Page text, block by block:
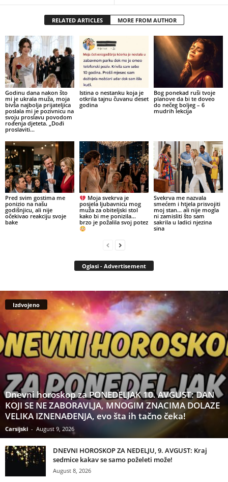
RELATED ARTICLES MORE FROM AUTHOR
Godinu dana nakon što
mi je ukrala muža, moja
bivša najbolja prijateljica
poslala mi je pozivnicu na
svoju proslavu povodom
rođenja djeteta. „Dođi
proslaviti...
Istina o nestanku koja je
otkrila tajnu čuvanu deset
godina
Bog ponekad ruši tvoje
planove da bi te doveo
do nečeg boljeg – 6
mudrih lekcija
Pred svim gostima me
ponizio na našu
godišnjicu, ali nije
očekivao reakciju svoje
bake
Moja svekrva je
posjela ljubavnicu mog
muža za obiteljski stol
kako bi me ponizila…
brzo je požalila svoj potez
Svekrva me nazvala
smećem i htjela prisvojiti
moj stan… ali nije mogla
ni zamisliti što sam
sakrila u ladici njezina
sina
Oglasi - Advertisement
Izdvojeno
Dnevni horoskop za PONEDELJAK 10. AVGUST: DAN
KOJI SE NE ZABORAVLJA, MNOGIM ZNACIMA DOLAZE
VELIKA IZNENAĐENJA, evo šta ih tačno čeka!
Carsijski - August 9, 2026
DNEVNI HOROSKOP ZA NEDELJU, 9. AVGUST: Kraj
sedmice kakav se samo poželeti može!
August 8, 2026